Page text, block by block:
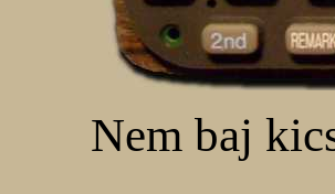
Nem baj